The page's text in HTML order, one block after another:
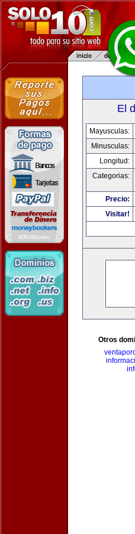
El
Mayusculas:
Minusculas:
Longitud:
Categorias:
Precio:
Visitar!
Otros